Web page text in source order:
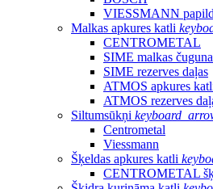
VIESSMANN
Malkas apkures katli
CENTROMETAL
SIME malkas
SIME rezerves daļas
ATMOS apkures
ATMOS rezerves
Siltumsūkņi
Centrometal
Viessmann
Šķeldas apkures katli
CENTROMETAL